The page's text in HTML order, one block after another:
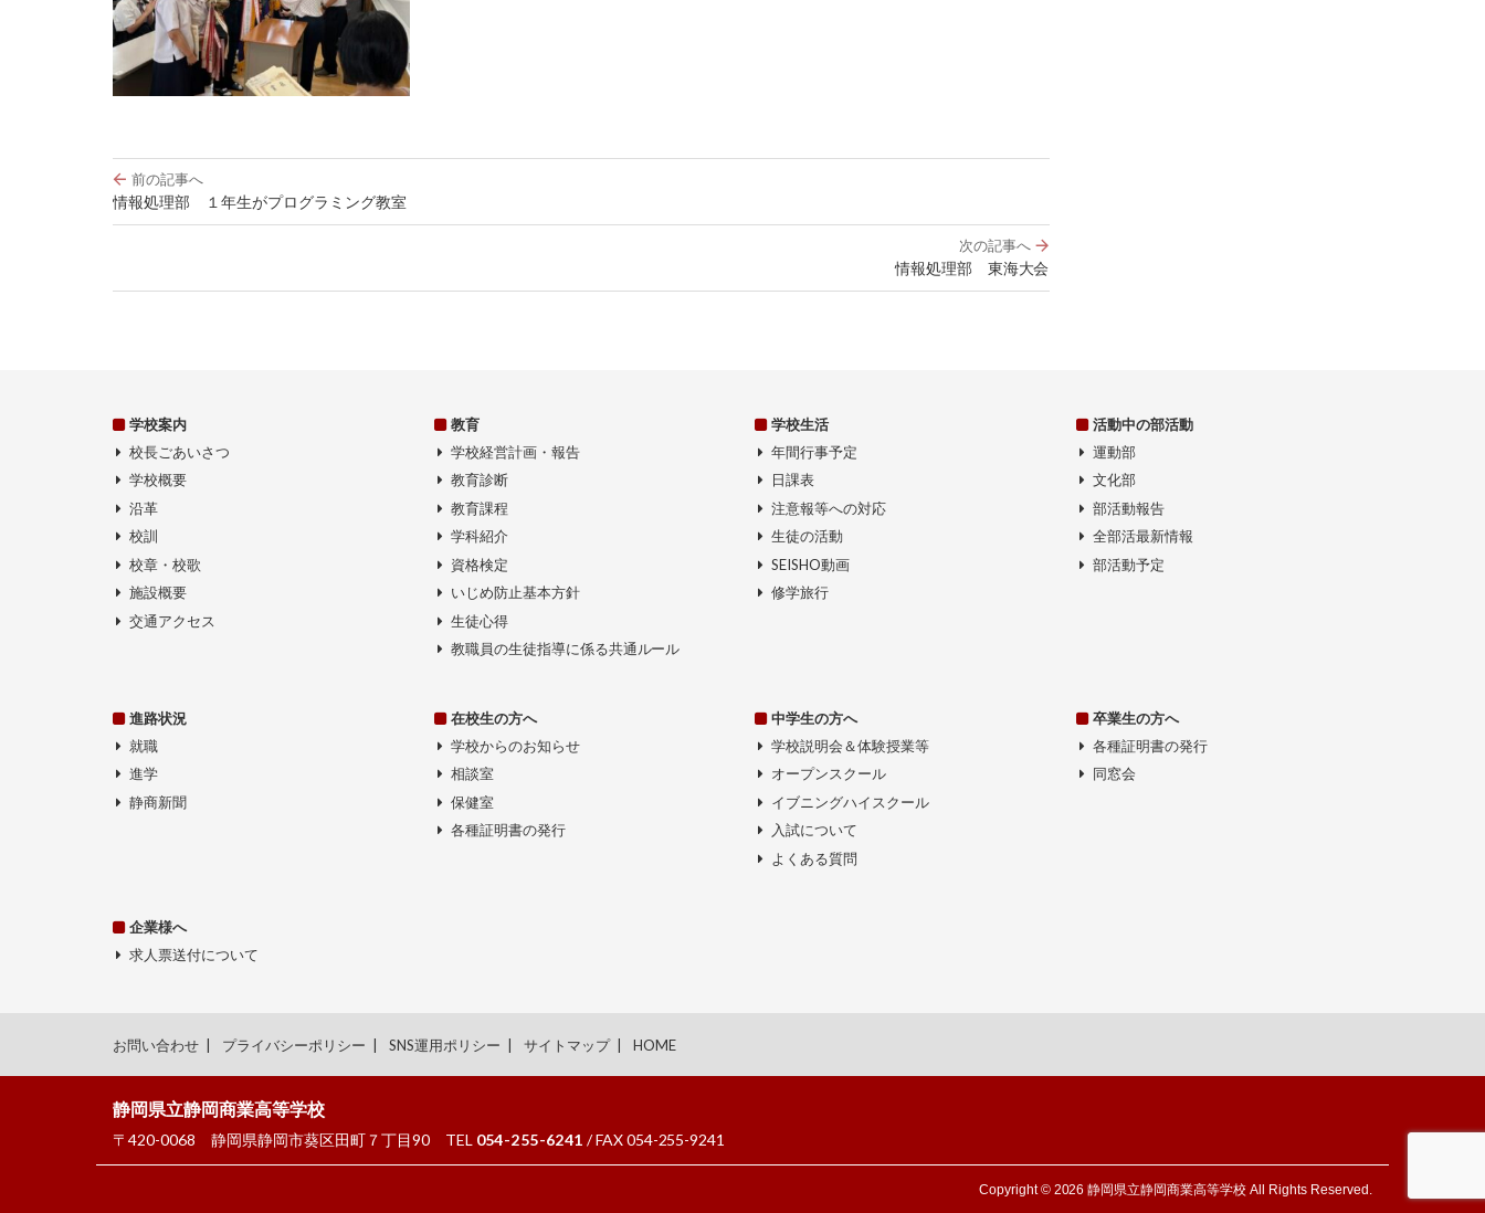
投
稿
ナ
ゲ
前の記事へ
情報処理部 １年生がプログラミング教室
次の記事へ
情報処理部 東海大会
学校案内
校長ごあいさつ
学校概要
沿革
校訓
校章・校歌
施設概要
交通アクセス
教育
学校経営計画・報告
教育診断
教育課程
学科紹介
資格検定
いじめ防止基本方針
生徒心得
教職員の生徒指導に係る共通ルール
学校生活
年間行事予定
日課表
注意報等への対応
生徒の活動
SEISHO動画
修学旅行
活動中の部活動
運動部
文化部
部活動報告
全部活最新情報
部活動予定
進路状況
就職
進学
静商新聞
在校生の方へ
学校からのお知らせ
相談室
保健室
各種証明書の発行
中学生の方へ
学校説明会＆体験授業等
オープンスクール
イブニングハイスクール
入試について
よくある質問
卒業生の方へ
各種証明書の発行
同窓会
企業様へ
求人票送付について
お問い合わせ プライバシーポリシー SNS運用ポリシー サイトマップ HOME
静岡県立静岡商業高等学校
〒420-0068 静岡県静岡市葵区田町７丁目90 TEL 054-255-6241 / FAX 054-255-9241
Copyright © 2026 静岡県立静岡商業高等学校 All Rights Reserved.